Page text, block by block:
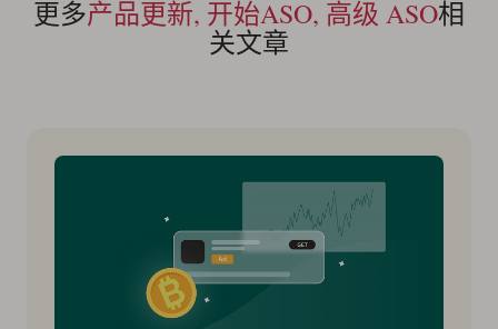
更多产品更新, 开始ASO, 高级 ASO相
关文章